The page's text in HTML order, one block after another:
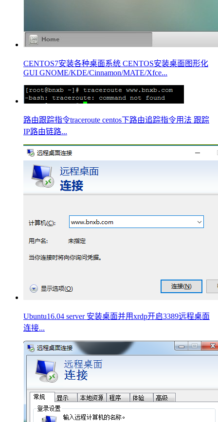
CENTOS7安装各种桌面系统 CENTOS安装桌面图形化
GUI GNOME/KDE/Cinnamon/MATE/Xfce...
路由跟踪指令traceroute centos下路由追踪指令用法 跟踪
IP路由链路...
Ubuntu16.04 server 安装桌面并用xrdp开启3389远程桌面
连接...